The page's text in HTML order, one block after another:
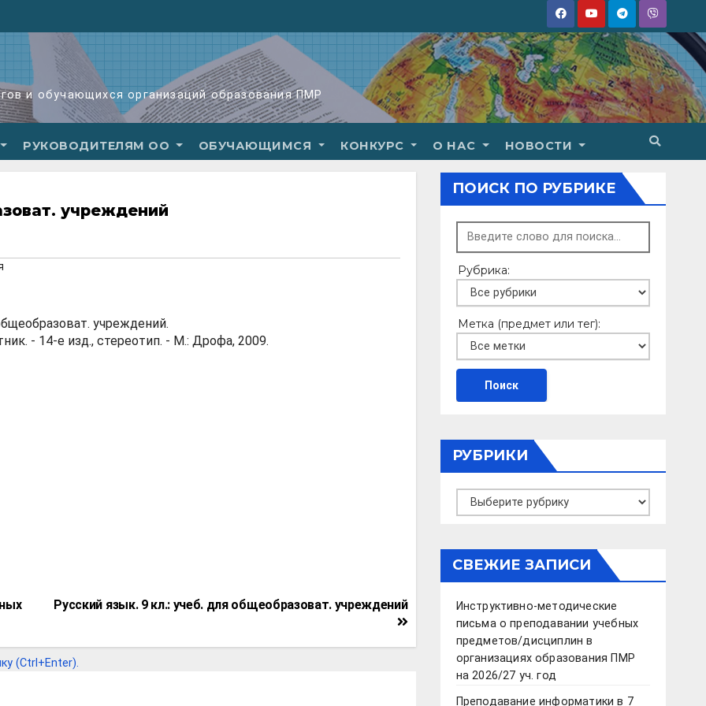
и обучающихся организаций образования ПМР
РУКОВОДИТЕЛЯМ ОО ОБУЧАЮЩИМСЯ КОНКУРС О НАС НОВОСТИ
учреждений
учреждений.
- 14-е изд., стереотип. - М.: Дрофа, 2009.
Русский язык. 9 кл.: учеб. для общеобразоват. учреждений
(Ctrl+Enter).
ПОИСК ПО РУБРИКЕ
Рубрика:
Метка (предмет или тег):
РУБРИКИ
Рубрики
СВЕЖИЕ ЗАПИСИ
Инструктивно-методические
письма о преподавании учебных
предметов/дисциплин в
организациях образования ПМР
на 2026/27 уч. год
Преподавание информатики в 7